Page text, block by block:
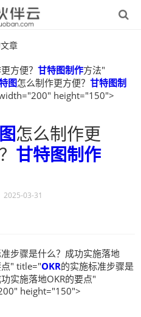
章
方便？ 甘特图制作方法"
图怎么制作更方便？ 甘特图制
height="150">
怎么制作更
甘特图制作
2025-03-31
步骤是什么？成功实施落地
点" title="OKR的实施标准步骤是
实施落地OKR的要点"
height="150">